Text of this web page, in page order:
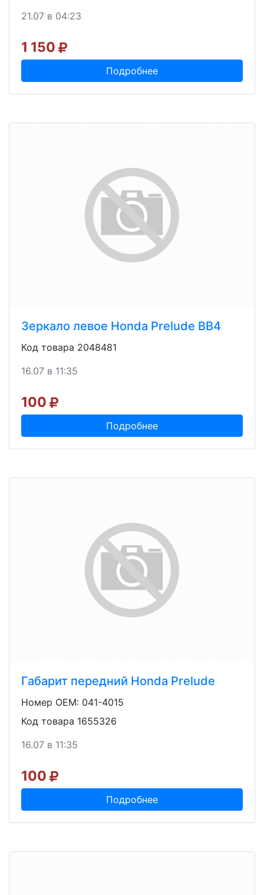
21.07 в 04:23
1 150
Подробнее
Зеркало левое Honda Prelude BB4
Код товара 2048481
16.07 в 11:35
100
Подробнее
Габарит передний Honda Prelude
Номер OEM: 041-4015
Код товара 1655326
16.07 в 11:35
100
Подробнее